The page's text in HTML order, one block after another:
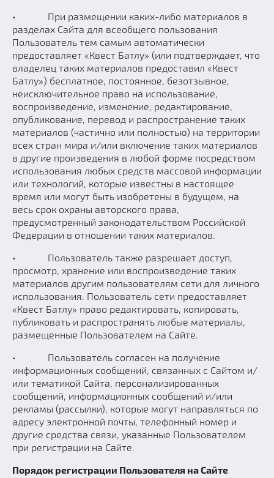
• При размещении каких-либо материалов в
разделах Сайта для всеобщего пользования
Пользователь тем самым автоматически
предоставляет «Квест Батлу» (или подтверждает, что
владелец таких материалов предоставил «Квест
Батлу») бесплатное, постоянное, безотзывное,
неисключительное право на использование,
воспроизведение, изменение, редактирование,
опубликование, перевод и распространение таких
материалов (частично или полностью) на территории
всех стран мира и/или включение таких материалов
в другие произведения в любой форме посредством
использования любых средств массовой информации
или технологий, которые известны в настоящее
время или могут быть изобретены в будущем, на
весь срок охраны авторского права,
предусмотренный законодательством Российской
Федерации в отношении таких материалов.
• Пользователь также разрешает доступ,
просмотр, хранение или воспроизведение таких
материалов другим пользователям сети для личного
использования. Пользователь сети предоставляет
«Квест Батлу» право редактировать, копировать,
публиковать и распространять любые материалы,
размещенные Пользователем на Сайте.
• Пользователь согласен на получение
информационных сообщений, связанных с Сайтом и/
или тематикой Сайта, персонализированных
сообщений, информационных сообщений и/или
рекламы (рассылки), которые могут направляться по
адресу электронной почты, телефонный номер и
другие средства связи, указанные Пользователем
при регистрации на Сайте.
Порядок регистрации Пользователя на Сайте